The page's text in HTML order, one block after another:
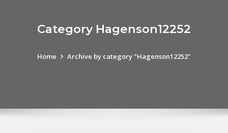
Category Hagenson12252
Home Archive by category "Hagenson12252"